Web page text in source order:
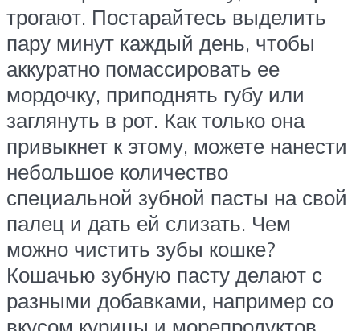
трогают. Постарайтесь выделить
пару минут каждый день, чтобы
аккуратно помассировать ее
мордочку, приподнять губу или
заглянуть в рот. Как только она
привыкнет к этому, можете нанести
небольшое количество
специальной зубной пасты на свой
палец и дать ей слизать. Чем
можно чистить зубы кошке?
Кошачью зубную пасту делают с
разными добавками, например со